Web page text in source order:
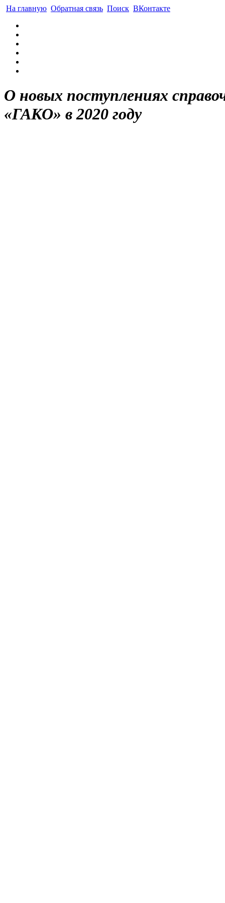
На главную Обратная связь Поиск ВКонтакте
О новых поступлениях
«ГАКО» в 2020 году